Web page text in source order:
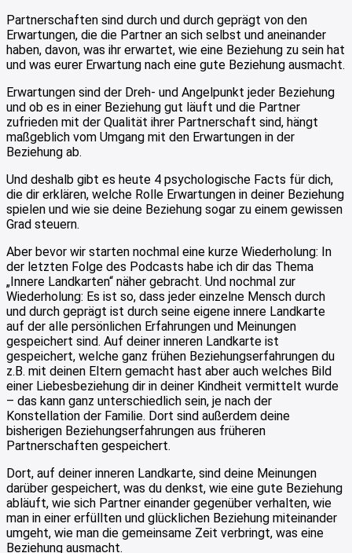
Partnerschaften sind durch und durch geprägt von den
Erwartungen, die die Partner an sich selbst und aneinander
haben, davon, was ihr erwartet, wie eine Beziehung zu sein hat
und was eurer Erwartung nach eine gute Beziehung ausmacht.
Erwartungen sind der Dreh- und Angelpunkt jeder Beziehung
und ob es in einer Beziehung gut läuft und die Partner
zufrieden mit der Qualität ihrer Partnerschaft sind, hängt
maßgeblich vom Umgang mit den Erwartungen in der
Beziehung ab.
Und deshalb gibt es heute 4 psychologische Facts für dich,
die dir erklären, welche Rolle Erwartungen in deiner Beziehung
spielen und wie sie deine Beziehung sogar zu einem gewissen
Grad steuern.
Aber bevor wir starten nochmal eine kurze Wiederholung: In
der letzten Folge des Podcasts habe ich dir das Thema
„Innere Landkarten“ näher gebracht. Und nochmal zur
Wiederholung: Es ist so, dass jeder einzelne Mensch durch
und durch geprägt ist durch seine eigene innere Landkarte
auf der alle persönlichen Erfahrungen und Meinungen
gespeichert sind. Auf deiner inneren Landkarte ist
gespeichert, welche ganz frühen Beziehungserfahrungen du
z.B. mit deinen Eltern gemacht hast aber auch welches Bild
einer Liebesbeziehung dir in deiner Kindheit vermittelt wurde
– das kann ganz unterschiedlich sein, je nach der
Konstellation der Familie. Dort sind außerdem deine
bisherigen Beziehungserfahrungen aus früheren
Partnerschaften gespeichert.
Dort, auf deiner inneren Landkarte, sind deine Meinungen
darüber gespeichert, was du denkst, wie eine gute Beziehung
abläuft, wie sich Partner einander gegenüber verhalten, wie
man in einer erfüllten und glücklichen Beziehung miteinander
umgeht, wie man die gemeinsame Zeit verbringt, was eine
Beziehung ausmacht.